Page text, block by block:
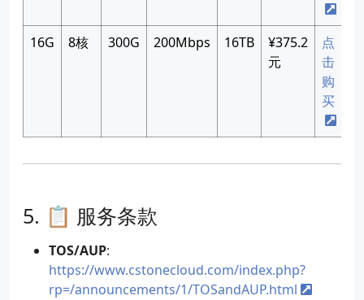
16G 8核 300G 200Mbps 16TB
¥375.2
元
点
击
购
买
📋 服务条款
TOS/AUP:
https://www.cstonecloud.com/index.php?
rp=/announcements/1/TOSandAUP.html